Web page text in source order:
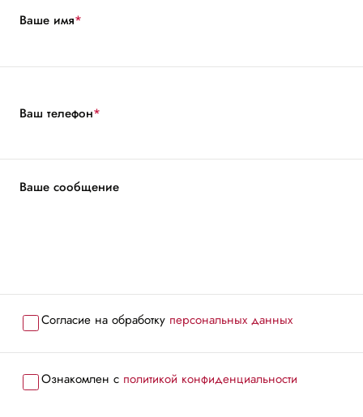
Ваше имя*
Ваш телефон*
Ваше сообщение
Согласие на обработку персональных данных
Ознакомлен с политикой конфиденциальности